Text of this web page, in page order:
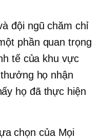
đội ngũ chăm chỉ
phần quan trọng
tế của khu vực
họ nhận
họ đã thực hiện
chọn của Mọi